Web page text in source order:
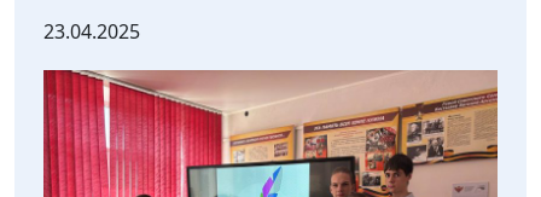
23.04.2025